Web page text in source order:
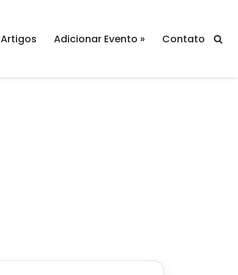
Artigos Adicionar Evento » Contato